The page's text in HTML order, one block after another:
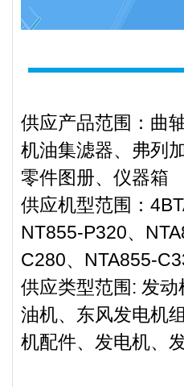
供应产品范围：曲
机油集滤器、弗列
零件图册、仪器箱
供应机型范围：
NT855-P320、
C280、NTA855-
供应类型范围: 发
油机、东风发电机
机配件、发电机、